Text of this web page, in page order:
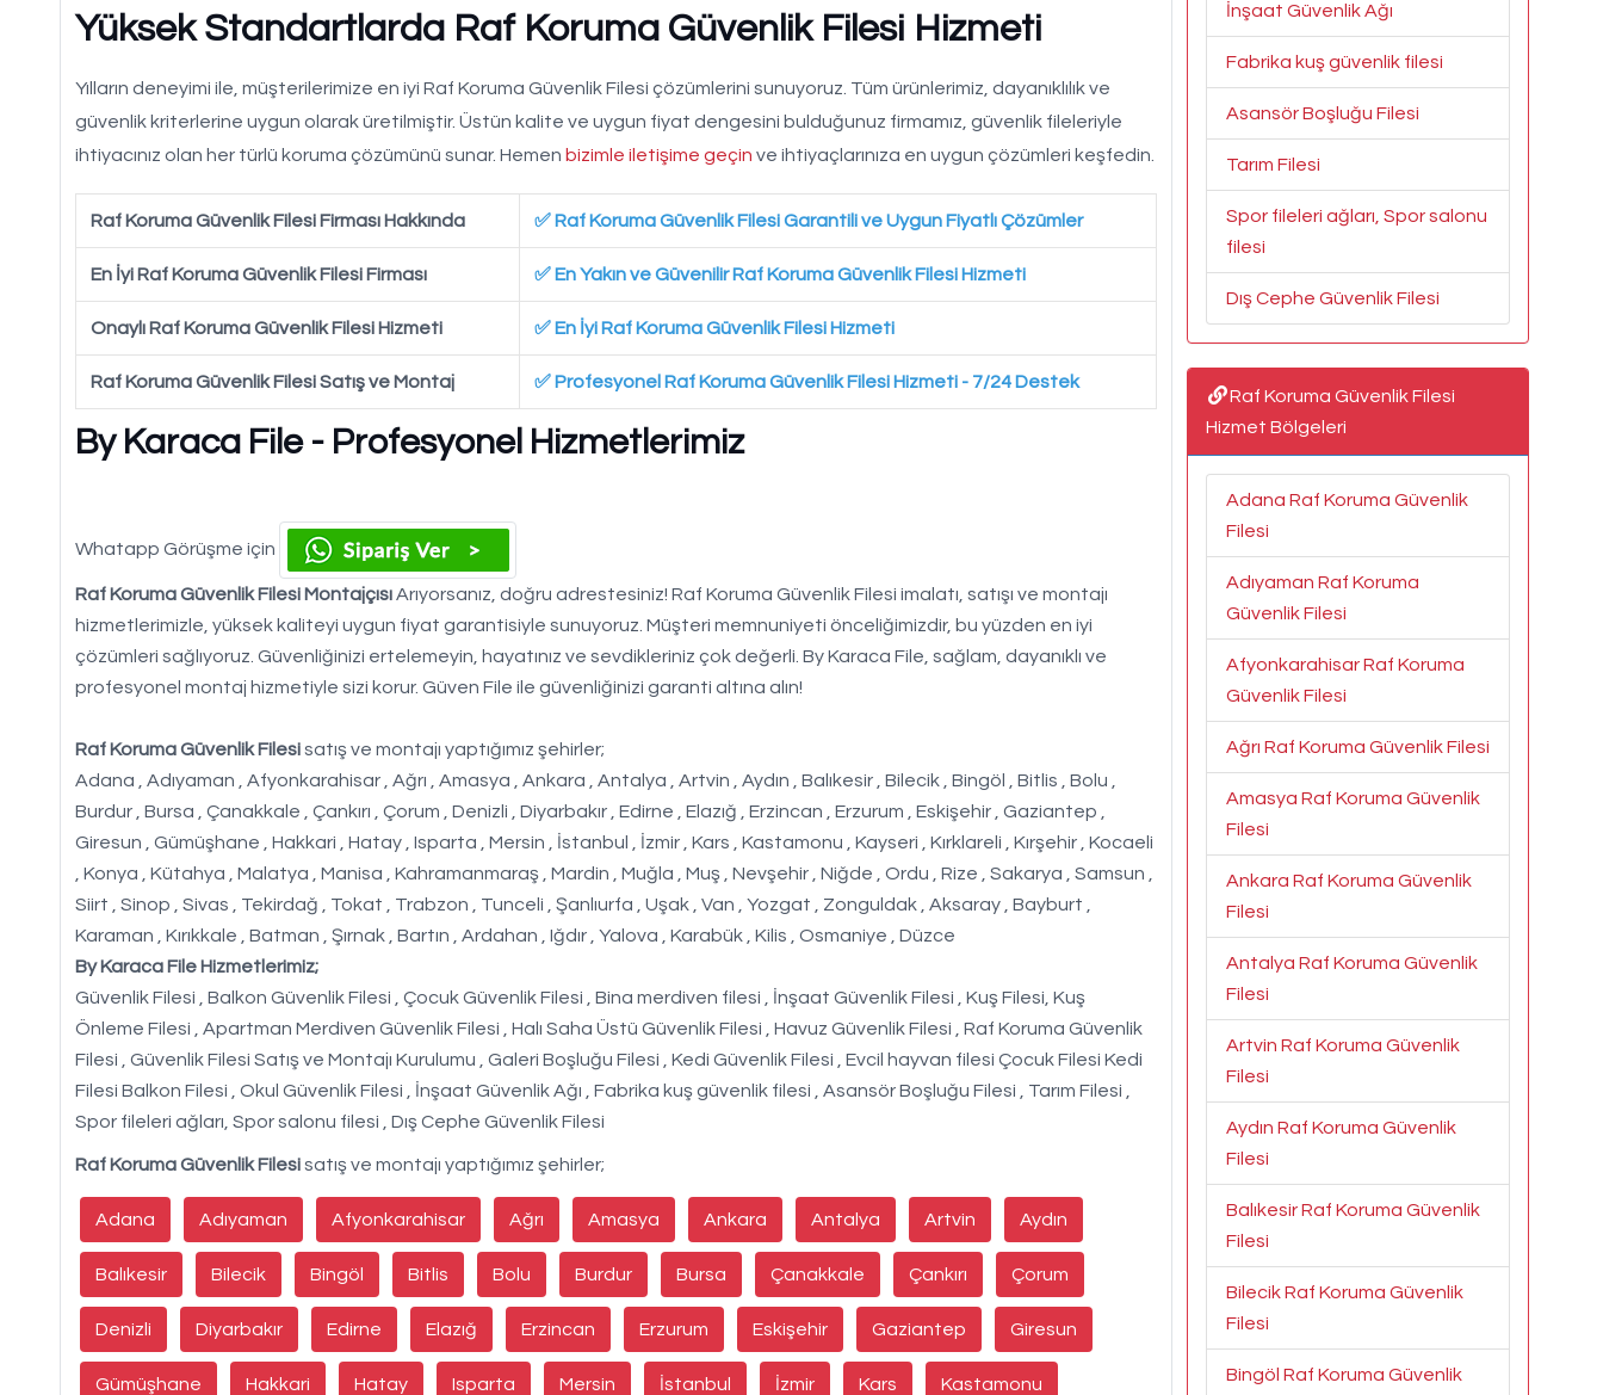
Yüksek Standartlarda Raf Koruma Güvenlik Filesi Hizmeti
Yılların deneyimi ile, müşterilerimize en iyi Raf Koruma Güvenlik Filesi çözümlerini sunuyoruz. Tüm ürünlerimiz, dayanıklılık ve
güvenlik kriterlerine uygun olarak üretilmiştir. Üstün kalite ve uygun fiyat dengesini bulduğunuz firmamız, güvenlik fileleriyle
ihtiyacınız olan her türlü koruma çözümünü sunar. Hemen bizimle iletişime geçin ve ihtiyaçlarınıza en uygun çözümleri keşfedin.
By Karaca File - Profesyonel Hizmetlerimiz
Raf Koruma Güvenlik Filesi Firması Hakkında ✅ Raf Koruma Güvenlik Filesi Garantili ve Uygun Fiyatlı Çözümler
En İyi Raf Koruma Güvenlik Filesi Firması ✅ En Yakın ve Güvenilir Raf Koruma Güvenlik Filesi Hizmeti
Onaylı Raf Koruma Güvenlik Filesi Hizmeti ✅ En İyi Raf Koruma Güvenlik Filesi Hizmeti
Raf Koruma Güvenlik Filesi Satış ve Montaj ✅ Profesyonel Raf Koruma Güvenlik Filesi Hizmeti - 7/24 Destek
Whatapp Görüşme için
Raf Koruma Güvenlik Filesi MontajçısıArıyorsanız, doğru adrestesiniz! Raf Koruma Güvenlik Filesi imalatı, satışı ve montajı
hizmetlerimizle, yüksek kaliteyi uygun fiyat garantisiyle sunuyoruz. Müşteri memnuniyeti önceliğimizdir, bu yüzden en iyi
çözümleri sağlıyoruz. Güvenliğinizi ertelemeyin, hayatınız ve sevdikleriniz çok değerli. By Karaca File, sağlam, dayanıklı ve
profesyonel montaj hizmetiyle sizi korur. Güven File ile güvenliğinizi garanti altına alın!
Raf Koruma Güvenlik Filesisatış ve montajı yaptığımız şehirler;
Adana , Adıyaman , Afyonkarahisar , Ağrı , Amasya , Ankara , Antalya , Artvin , Aydın , Balıkesir , Bilecik , Bingöl , Bitlis , Bolu ,
Burdur , Bursa , Çanakkale , Çankırı , Çorum , Denizli , Diyarbakır , Edirne , Elazığ , Erzincan , Erzurum , Eskişehir , Gaziantep ,
Giresun , Gümüşhane , Hakkari , Hatay , Isparta , Mersin , İstanbul , İzmir , Kars , Kastamonu , Kayseri , Kırklareli , Kırşehir , Kocaeli
, Konya , Kütahya , Malatya , Manisa , Kahramanmaraş , Mardin , Muğla , Muş , Nevşehir , Niğde , Ordu , Rize , Sakarya , Samsun ,
Siirt , Sinop , Sivas , Tekirdağ , Tokat , Trabzon , Tunceli , Şanlıurfa , Uşak , Van , Yozgat , Zonguldak , Aksaray , Bayburt ,
Karaman , Kırıkkale , Batman , Şırnak , Bartın , Ardahan , Iğdır , Yalova , Karabük , Kilis , Osmaniye , Düzce
By Karaca File Hizmetlerimiz;
Güvenlik Filesi , Balkon Güvenlik Filesi , Çocuk Güvenlik Filesi , Bina merdiven filesi , İnşaat Güvenlik Filesi , Kuş Filesi, Kuş
Önleme Filesi , Apartman Merdiven Güvenlik Filesi , Halı Saha Üstü Güvenlik Filesi , Havuz Güvenlik Filesi , Raf Koruma Güvenlik
Filesi , Güvenlik Filesi Satış ve Montajı Kurulumu , Galeri Boşluğu Filesi , Kedi Güvenlik Filesi , Evcil hayvan filesi Çocuk Filesi Kedi
Filesi Balkon Filesi , Okul Güvenlik Filesi , İnşaat Güvenlik Ağı , Fabrika kuş güvenlik filesi , Asansör Boşluğu Filesi , Tarım Filesi ,
Spor fileleri ağları, Spor salonu filesi , Dış Cephe Güvenlik Filesi
Raf Koruma Güvenlik Filesisatış ve montajı yaptığımız şehirler;
Adana Adıyaman Afyonkarahisar Ağrı Amasya Ankara Antalya Artvin Aydın
Balıkesir Bilecik Bingöl Bitlis Bolu Burdur Bursa Çanakkale Çankırı Çorum
Denizli Diyarbakır Edirne Elazığ Erzincan Erzurum Eskişehir Gaziantep Giresun
Gümüşhane Hakkari Hatay Isparta Mersin İstanbul İzmir Kars Kastamonu
İnşaat Güvenlik Ağı
Fabrika kuş güvenlik filesi
Asansör Boşluğu Filesi
Tarım Filesi
Spor fileleri ağları, Spor salonu
filesi
Dış Cephe Güvenlik Filesi
Raf Koruma Güvenlik Filesi
Hizmet Bölgeleri
Adana Raf Koruma Güvenlik
Filesi
Adıyaman Raf Koruma
Güvenlik Filesi
Afyonkarahisar Raf Koruma
Güvenlik Filesi
Ağrı Raf Koruma Güvenlik Filesi
Amasya Raf Koruma Güvenlik
Filesi
Ankara Raf Koruma Güvenlik
Filesi
Antalya Raf Koruma Güvenlik
Filesi
Artvin Raf Koruma Güvenlik
Filesi
Aydın Raf Koruma Güvenlik
Filesi
Balıkesir Raf Koruma Güvenlik
Filesi
Bilecik Raf Koruma Güvenlik
Filesi
Bingöl Raf Koruma Güvenlik